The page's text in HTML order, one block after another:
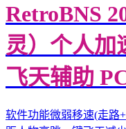
RetroBNS
灵）个人加
飞天辅助
软件功能微弱移速(走路